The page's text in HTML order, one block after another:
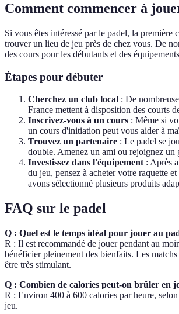
Comment commencer à
Si vous êtes intéressé par le padel, la première
trouver un lieu de jeu près de chez vous. De
des cours pour les débutants et des
Étapes pour débuter
Cherchez un club local : De
France mettent à disposition des courts
Inscrivez-vous à un cours : Même si
un cours d'initiation peut vous aider à
Trouvez un partenaire : Le padel se
double. Amenez un ami ou rejoignez un
Investissez dans l'équipement : Après
du jeu, pensez à acheter votre raquette
avons sélectionné plusieurs produits
FAQ sur le padel
Q : Quel est le temps idéal pour jouer au
R : Il est recommandé de jouer pendant au
bénéficier pleinement des bienfaits. Les
être très stimulant.
Q : Combien de calories peut-on brûler en
R : Environ 400 à 600 calories par heure,
jeu.